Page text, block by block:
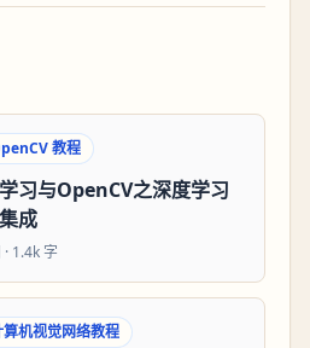
教程
习与OpenCV之深度学习
成
1.4k 字
算机视觉网络教程